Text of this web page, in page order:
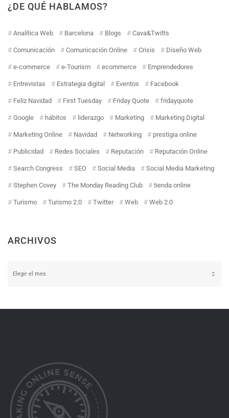
¿DE QUÉ HABLAMOS?
Analítica Web Barcelona Blogs Cava&Twitts
Comunicación Comunicación Online Crisis Diseño Web
e-commerce e-Tourism ecommerce Emprendedores
Entrevistas Estrategia digital Eventos Facebook
Feliz Navidad First Tuesday Friday Quote fridayquote
Google hábitos liderazgo Marketing Marketing Digital
Marketing Online Navidad Networking prestigia online
Publicidad Redes Sociales Reputación Reputación Online
Search Congress SEO Social Media Social Media Marketing
Stephen Covey The Monday Reading Club tienda online
Turismo Turismo 2.0 Twitter Web Web 2.0
ARCHIVOS